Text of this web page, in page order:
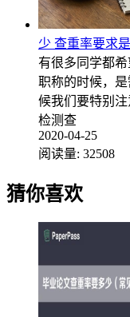
少 查重率要求
有很多同学都
职称的时候，
候我们要特别
检测查
2020-04-25
阅读量: 32508
猜你喜欢